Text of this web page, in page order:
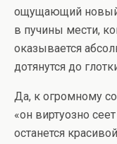
ощущающий новый
в пучины мести,
оказывается
дотянутся до
Да, к огромному
«он виртуозно
останется